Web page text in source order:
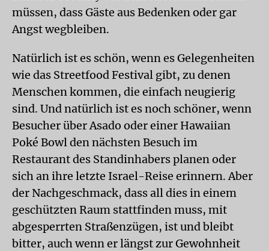
müssen, dass Gäste aus Bedenken oder gar
Angst wegbleiben.
Natürlich ist es schön, wenn es Gelegenheiten
wie das Streetfood Festival gibt, zu denen
Menschen kommen, die einfach neugierig
sind. Und natürlich ist es noch schöner, wenn
Besucher über Asado oder einer Hawaiian
Poké Bowl den nächsten Besuch im
Restaurant des Standinhabers planen oder
sich an ihre letzte Israel-Reise erinnern. Aber
der Nachgeschmack, dass all dies in einem
geschützten Raum stattfinden muss, mit
abgesperrten Straßenzügen, ist und bleibt
bitter, auch wenn er längst zur Gewohnheit